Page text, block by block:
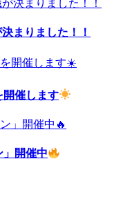
まりました！！
開催します
」開催中